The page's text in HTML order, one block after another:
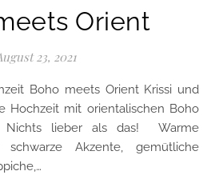
Orient
23, 2021
Hochzeit mit orientalischen Boho
Nichts lieber als das! Warme
Akzente, gemütliche